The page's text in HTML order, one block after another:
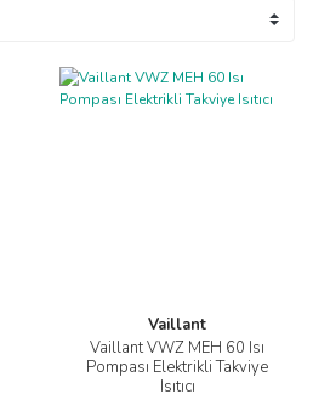
Vaillant
Vaillant VWZ MEH 60 Isı
Pompası Elektrikli Takviye
Isıtıcı